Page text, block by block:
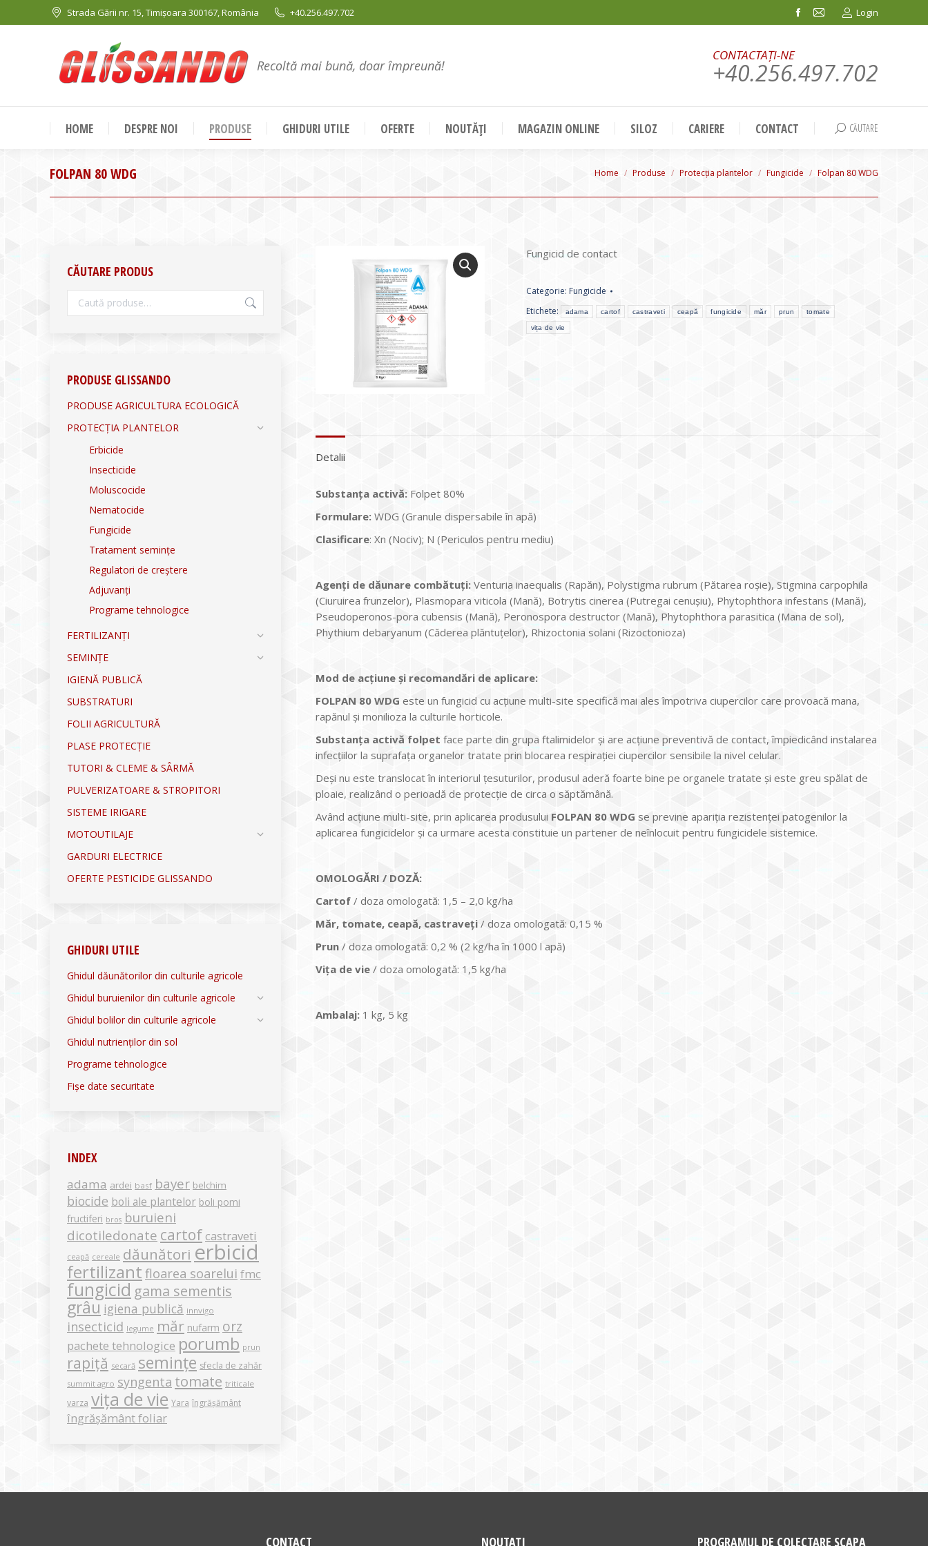
Strada Gării nr. 15, Timișoara 300167, România +40.256.497.702
Facebook
in
window
Mail
in
window
Login
Recoltă mai bună, doar împreună!
CONTACTAȚI-NE
+40.256.497.702
HOME DESPRE NOI PRODUSE GHIDURI UTILE OFERTE NOUTĂȚI MAGAZIN ONLINE SILOZ CARIERE CONTACT Search:
CĂUTARE
FOLPAN 80 WDG You are here:
Home Produse Protecția plantelor Fungicide Folpan 80 WDG
Fungicid de contact
Categorie: Fungicide
Etichete:
adama cartof castraveti ceapă fungicide măr prun tomate
vița de vie
Detalii
Substanța activă: Folpet 80%
Formulare: WDG (Granule dispersabile în apă)
Clasificare: Xn (Nociv); N (Periculos pentru mediu)
Agenți de dăunare combătuți: Venturia inaequalis (Rapăn), Polystigma rubrum (Pătarea roşie), Stigmina carpophila
(Ciuruirea frunzelor), Plasmopara viticola (Mană), Botrytis cinerea (Putregai cenuşiu), Phytophthora infestans (Mană),
Pseudoperonos-pora cubensis (Mană), Peronospora destructor (Mană), Phytophthora parasitica (Mana de sol),
Phythium debaryanum (Căderea plăntuţelor), Rhizoctonia solani (Rizoctonioza)
Mod de acțiune și recomandări de aplicare:
FOLPAN 80 WDG este un fungicid cu acţiune multi-site specifică mai ales împotriva ciupercilor care provoacă mana,
rapănul şi monilioza la culturile horticole.
Substanţa activă folpet face parte din grupa ftalimidelor şi are acţiune preventivă de contact, împiedicând instalarea
infecţiilor la suprafaţa organelor tratate prin blocarea respiraţiei ciupercilor sensibile la nivel celular.
Deşi nu este translocat în interiorul ţesuturilor, produsul aderă foarte bine pe organele tratate şi este greu spălat de
ploaie, realizând o perioadă de protecţie de circa o săptămână.
Având acţiune multi-site, prin aplicarea produsului FOLPAN 80 WDG se previne apariţia rezistenţei patogenilor la
aplicarea fungicidelor şi ca urmare acesta constituie un partener de neînlocuit pentru fungicidele sistemice.
OMOLOGĂRI / DOZĂ:
Cartof / doza omologată: 1,5 – 2,0 kg/ha
Măr, tomate, ceapă, castraveţi / doza omologată: 0,15 %
Prun / doza omologată: 0,2 % (2 kg/ha în 1000 l apă)
Viţa de vie / doza omologată: 1,5 kg/ha
Ambalaj: 1 kg, 5 kg
CĂUTARE PRODUS
PRODUSE GLISSANDO
PRODUSE AGRICULTURA ECOLOGICĂ
PROTECȚIA PLANTELOR
Erbicide
Insecticide
Moluscocide
Nematocide
Fungicide
Tratament semințe
Regulatori de creștere
Adjuvanți
Programe tehnologice
FERTILIZANȚI
SEMINȚE
IGIENĂ PUBLICĂ
SUBSTRATURI
FOLII AGRICULTURĂ
PLASE PROTECȚIE
TUTORI & CLEME & SÂRMĂ
PULVERIZATOARE & STROPITORI
SISTEME IRIGARE
MOTOUTILAJE
GARDURI ELECTRICE
OFERTE PESTICIDE GLISSANDO
GHIDURI UTILE
Ghidul dăunătorilor din culturile agricole
Ghidul buruienilor din culturile agricole
Ghidul bolilor din culturile agricole
Ghidul nutrienților din sol
Programe tehnologice
Fișe date securitate
INDEX
adama ardei basf bayer belchim
biocide boli ale plantelor boli pomi
fructiferi bros buruieni
dicotiledonate cartof castraveti
ceapă cereale dăunători erbicid
fertilizant floarea soarelui fmc
fungicid gama sementis
grâu igiena publică innvigo
insecticid legume măr nufarm orz
pachete tehnologice porumb prun
rapiță secară semințe sfecla de zahăr
summit agro syngenta tomate triticale
varza vița de vie Yara îngrășământ
îngrășământ foliar
CONTACT NOUTAȚI PROGRAMUL DE COLECTARE SCAPA